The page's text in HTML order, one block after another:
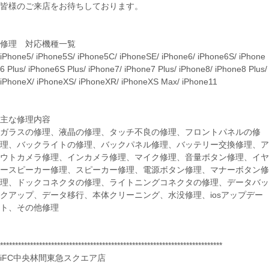
皆様のご来店をお待ちしております。
修理 対応機種一覧
iPhone5/ iPhone5S/ iPhone5C/ iPhoneSE/ iPhone6/ iPhone6S/ iPhone
6 Plus/ iPhone6S Plus/ iPhone7/ iPhone7 Plus/ iPhone8/ iPhone8 Plus/
iPhoneX/ iPhoneXS/ iPhoneXR/ iPhoneXS Max/ iPhone11
主な修理内容
ガラスの修理、液晶の修理、タッチ不良の修理、フロントパネルの修
理、バックライトの修理、バックパネル修理、バッテリー交換修理、ア
ウトカメラ修理、インカメラ修理、マイク修理、音量ボタン修理、イヤ
ースピーカー修理、スピーカー修理、電源ボタン修理、マナーボタン修
理、ドックコネクタの修理、ライトニングコネクタの修理、データバッ
クアップ、データ移行、本体クリーニング、水没修理、iosアップデー
ト、その他修理
**************************************************************************
iFC中央林間東急スクエア店